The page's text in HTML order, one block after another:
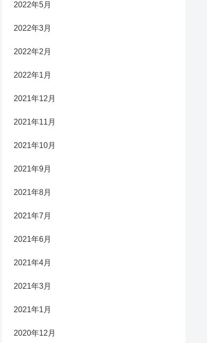
2022年5月
2022年3月
2022年2月
2022年1月
2021年12月
2021年11月
2021年10月
2021年9月
2021年8月
2021年7月
2021年6月
2021年4月
2021年3月
2021年1月
2020年12月